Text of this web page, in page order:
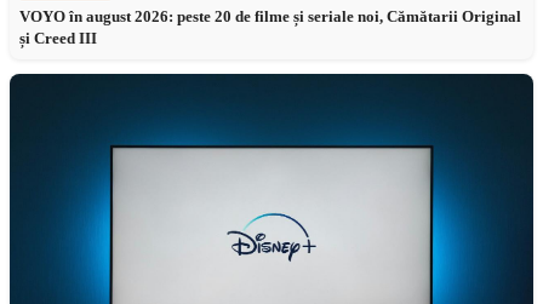
VOYO în august 2026: peste 20 de filme și seriale noi, Cămătarii Original
și Creed III